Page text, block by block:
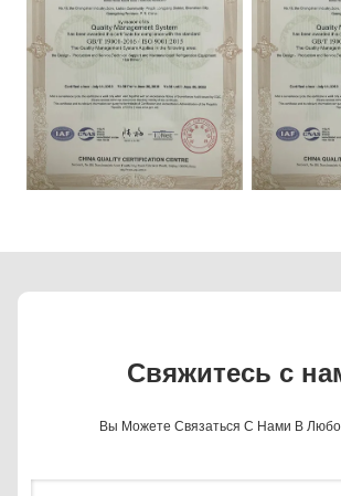
Свяжитесь с
Вы Можете Связаться С Нами В